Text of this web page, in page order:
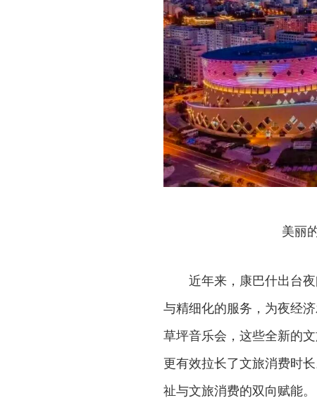
美丽
近年来，康巴什出台
与精细化的服务，为夜经
草坪音乐会，这些全新的
更有效拉长了文旅消费时
祉与文旅消费的双向赋能。